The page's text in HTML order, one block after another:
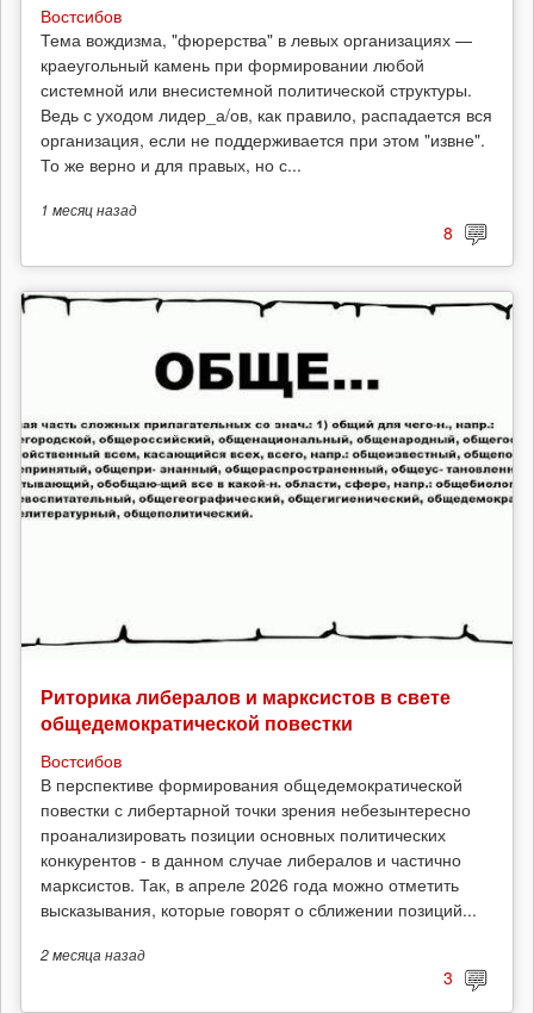
Востсибов
Тема вождизма, "фюрерства" в левых организациях —
краеугольный камень при формировании любой
системной или внесистемной политической структуры.
Ведь с уходом лидер_а/ов, как правило, распадается вся
организация, если не поддерживается при этом "извне".
То же верно и для правых, но с...
1 месяцназад
8
Риторика либералов и марксистов в свете
общедемократической повестки
Востсибов
В перспективе формирования общедемократической
повестки с либертарной точки зрения небезынтересно
проанализировать позиции основных политических
конкурентов - в данном случае либералов и частично
марксистов. Так, в апреле 2026 года можно отметить
высказывания, которые говорят о сближении позиций...
2 месяцаназад
3